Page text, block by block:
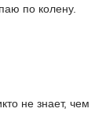
по колену.
не знает, чем